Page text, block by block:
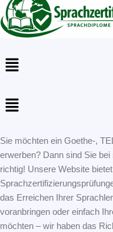
Menu
Menu
Sie möchten ein Goethe-,
erwerben? Dann sind Sie
richtig! Unsere Website
das Erreichen Ihrer
voranbringen oder einfach
möchten – wir haben das